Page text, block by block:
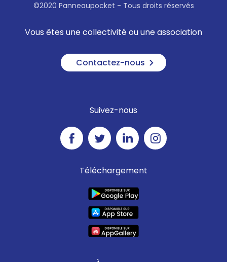
©2020 Panneaupocket - Tous droits réservés
Vous êtes une collectivité ou une association
Contactez-nous
Suivez-nous
Téléchargement